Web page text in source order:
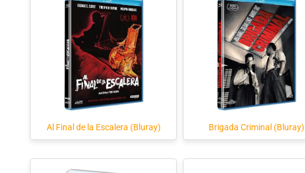
Al Final de la Escalera (Bluray) Brigada Criminal (Bluray)